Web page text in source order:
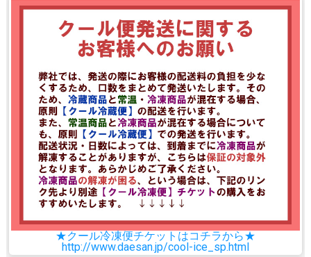
★クール冷凍便チケットはコチラから★
http://www.daesan.jp/cool-ice_sp.html